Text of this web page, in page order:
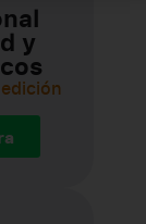
y